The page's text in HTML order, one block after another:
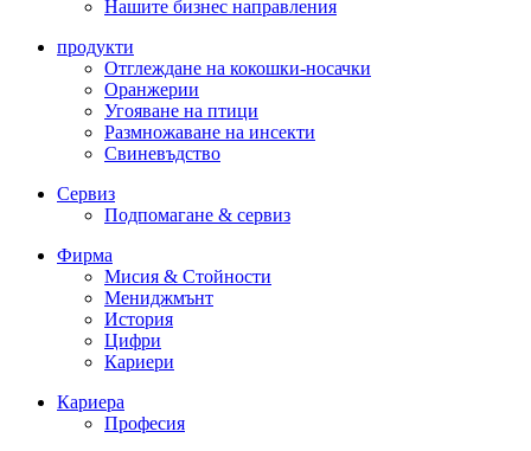
Нашите бизнес направления
продукти
Отглеждане на кокошки-носачки
Оранжерии
Угояване на птици
Размножаване на инсекти
Свиневъдство
Сервиз
Подпомагане & сервиз
Фирма
Мисия & Стойности
Мениджмънт
История
Цифри
Кариери
Кариера
Професия